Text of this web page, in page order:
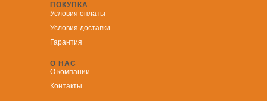
ПОКУПКА
Условия оплаты
Условия доставки
Гарантия
О НАС
О компании
Контакты